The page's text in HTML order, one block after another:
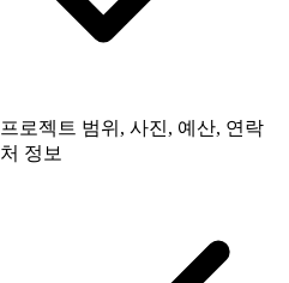
프로젝트 범위, 사진, 예산, 연락
처 정보